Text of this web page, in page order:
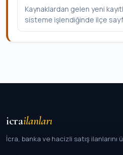
Kaynaklardan gelen yeni
sisteme işlendiğinde ilçe
icrailanları
İcra, banka ve hacizli satış